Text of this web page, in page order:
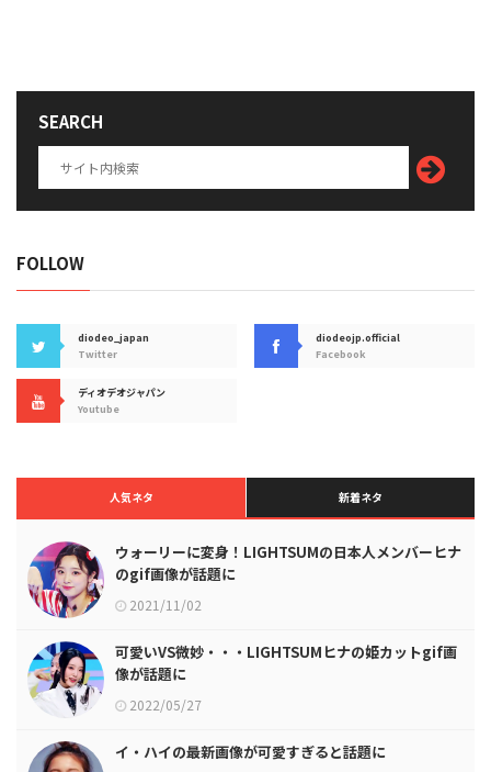
SEARCH
FOLLOW
diodeo_japan
Twitter
diodeojp.official
Facebook
ディオデオジャパン
Youtube
人気ネタ 新着ネタ
ウォーリーに変身！LIGHTSUMの日本人メンバーヒナ
のgif画像が話題に
2021/11/02
可愛いVS微妙・・・LIGHTSUMヒナの姫カットgif画
像が話題に
2022/05/27
イ・ハイの最新画像が可愛すぎると話題に